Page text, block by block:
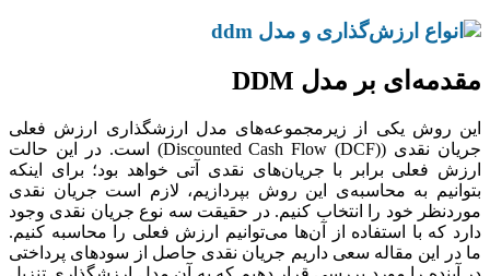
مقدمه‌ای بر مدل DDM
این روش یکی از زیرمجموعه‌های مدل ارزشگذاری ارزش فعلی
جریان نقدی (Discounted Cash Flow (DCF)) است. در این حالت
ارزش فعلی برابر با جریان‌های نقدی آتی خواهد بود؛ برای اینکه
بتوانیم به محاسبه‌ی این روش بپردازیم، لازم است جریان نقدی
موردنظر خود را انتخاب کنیم. در حقیقت سه نوع جریان نقدی وجود
دارد که با استفاده از آن‌ها می‌توانیم ارزش فعلی را محاسبه کنیم.
ما در این مقاله سعی داریم جریان نقدی حاصل از سودهای پرداختی